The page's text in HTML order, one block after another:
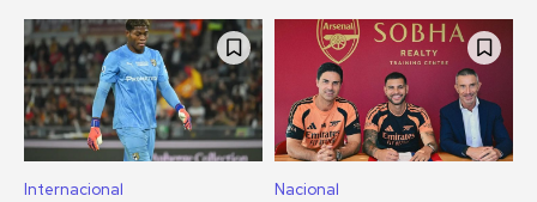
Internacional Nacional